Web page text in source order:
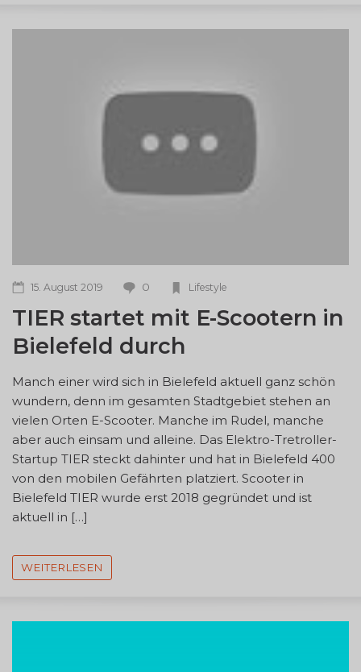
15. August 2019 0 Lifestyle
TIER startet mit E-Scootern in
Bielefeld durch
Manch einer wird sich in Bielefeld aktuell ganz schön
wundern, denn im gesamten Stadtgebiet stehen an
vielen Orten E-Scooter. Manche im Rudel, manche
aber auch einsam und alleine. Das Elektro-Tretroller-
Startup TIER steckt dahinter und hat in Bielefeld 400
von den mobilen Gefährten platziert. Scooter in
Bielefeld TIER wurde erst 2018 gegründet und ist
aktuell in […]
WEITERLESEN